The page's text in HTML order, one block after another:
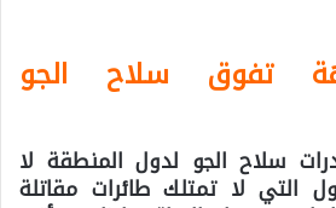
تفوق سلاح الجو
سلاح الجو لدول المنطقة لا
التي لا تمتلك طائرات مقاتلة